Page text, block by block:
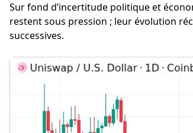
Sur fond d’incertitude politique et
restent sous pression ; leur évolution
successives.